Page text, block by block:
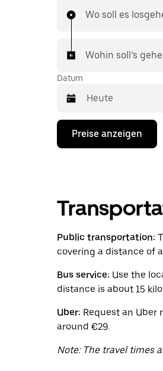
Wo soll es
Wohin soll’s
Datum
Drücke
Nach-
dem
Kalender
interagieren
ein
auszuwählen.
Drücke
Escape-
um
Kalender
Preise anzeigen
Public transportation:
covering a distance of
Bus service: Use the
distance is about 15
Uber: Request an Uber
around €29.
Note: The travel times